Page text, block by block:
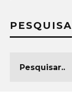
PESQUISA